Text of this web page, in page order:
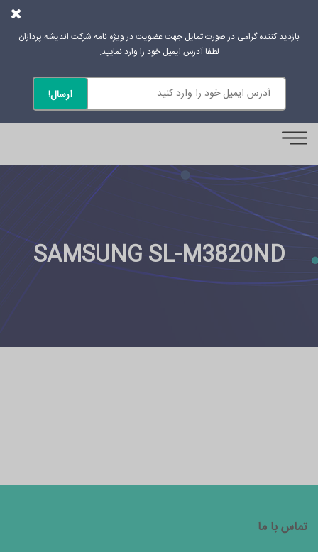
SAMSUNG SL-M3820ND
تماس با ما
بازدید کننده گرامی در صورت تمایل جهت عضویت در ویژه نامه شرکت اندیشه پردازان
لطفا آدرس ایمیل خود را وارد نمایید.